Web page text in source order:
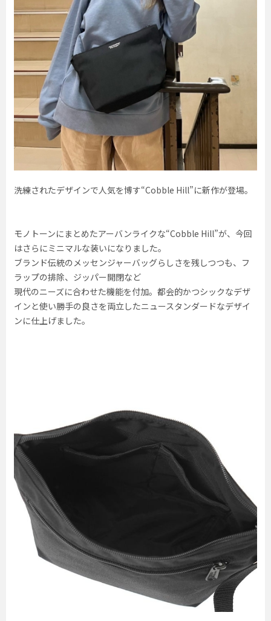
洗練されたデザインで人気を博す“Cobble Hill”に新作が登場。
モノトーンにまとめたアーバンライクな“Cobble Hill”が、今回
はさらにミニマルな装いになりました。
ブランド伝統のメッセンジャーバッグらしさを残しつつも、フ
ラップの排除、ジッパー開閉など
現代のニーズに合わせた機能を付加。都会的かつシックなデザ
インと使い勝手の良さを両立したニュースタンダードなデザイ
ンに仕上げました。